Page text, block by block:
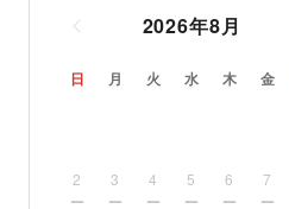
2026年8月
日 月 火 水 木 金
2 3 4 5 6 7